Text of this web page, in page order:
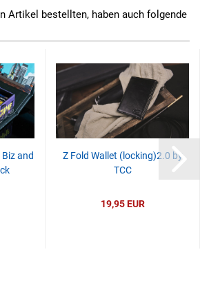
Artikel bestellten, haben auch folgende
and
Z Fold Wallet (locking)2.0 by
TCC
19,95 EUR